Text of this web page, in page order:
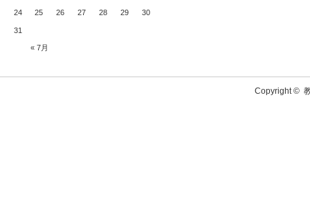
« 7月
24 25 26 27 28 29 30
31
Copyright ©